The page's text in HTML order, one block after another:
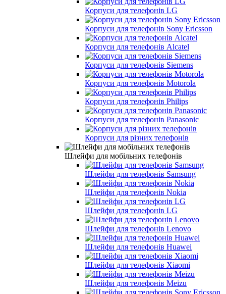
Корпуси для телефонів LG
Корпуси для телефонів Sony Ericsson
Корпуси для телефонів Alcatel
Корпуси для телефонів Siemens
Корпуси для телефонів Motorola
Корпуси для телефонів Philips
Корпуси для телефонів Panasonic
Корпуси для різних телефонів
Шлейфи для мобільних телефонів
Шлейфи для телефонів Samsung
Шлейфи для телефонів Nokia
Шлейфи для телефонів LG
Шлейфи для телефонів Lenovo
Шлейфи для телефонів Huawei
Шлейфи для телефонів Xiaomi
Шлейфи для телефонів Meizu